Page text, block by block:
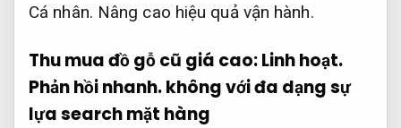
Cá nhân. Nâng cao hiệu quả vận hành.
Thu mua đồ gỗ cũ giá cao:Linh hoạt.
Phản hồi nhanh.không với đa dạng sự
lựa search mặt hàng